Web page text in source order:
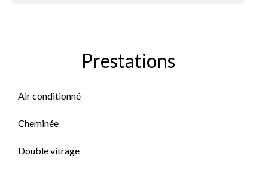
Prestations
Air conditionné
Cheminée
Double vitrage